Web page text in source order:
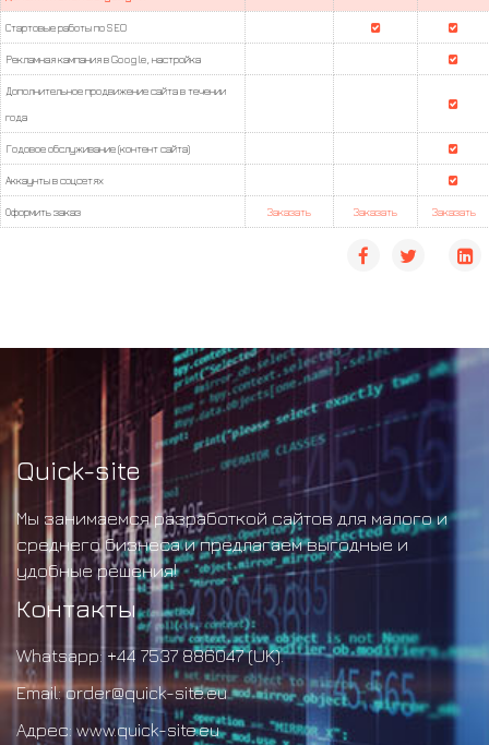
Стартовые работы по SEO
Рекламная кампания в Google, настройка
Дополнительное продвижение сайта в течении
года
Годовое обслуживание (контент сайта)
Аккаунты в соцсетях
Оформить заказ Заказать Заказать Заказать
Quick-site
Мы занимаемся разработкой сайтов для малого и
среднего бизнеса и предлагаем выгодные и
удобные решения!
Контакты
Whatsapp: +44 7537 886047 (UK).
Email:order@quick-site.eu
Адрес:www.quick-site.eu